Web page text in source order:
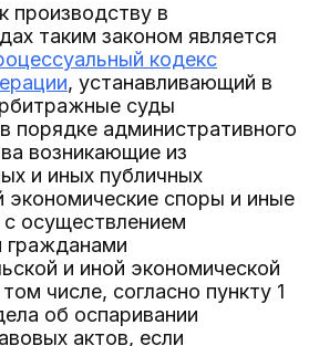
производству в
таким законом является
кодекс
, устанавливающий в
суды
порядке административного
возникающие из
и иных публичных
экономические споры и иные
осуществлением
гражданами
и иной экономической
числе, согласно пункту 1
об оспаривании
актов, если